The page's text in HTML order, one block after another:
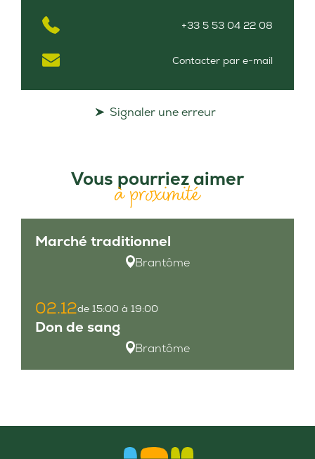
+33 5 53 04 22 08
Contacter par e-mail
Signaler une erreur
Vous pourriez aimer
à proximité
Marché traditionnel
Brantôme
02.12de 15:00 à 19:00
Don de sang
Brantôme